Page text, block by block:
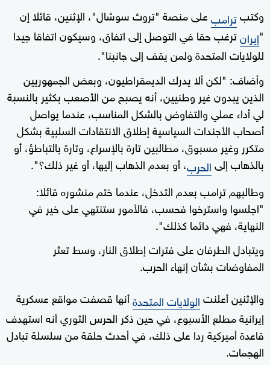
وكتبترامبعلى منصة "تروث سوشال"، الإثنين، قائلا إن
"إيرانترغب حقا في التوصل إلى اتفاق، وسيكون اتفاقا جيدا
للولايات المتحدة ولمن يقف إلى جانبنا".
وأضاف: "لكن ألا يدرك الديمقراطيون، وبعض الجمهوريين
الذين يبدون غير وطنيين، أنه يصبح من الأصعب بكثير بالنسبة
لي أداء عملي والتفاوض بالشكل المناسب، عندما يواصل
أصحاب الأجندات السياسية إطلاق الانتقادات السلبية بشكل
متكرر وغير مسبوق، مطالبين تارة بالإسراع، وتارة بالتباطؤ، أو
بالذهاب إلىالحرب، أو بعدم الذهاب إليها، أو غير ذلك؟".
وطالبهم ترامب بعدم التدخل، عندما ختم منشوره قائلا:
"اجلسوا واسترخوا فحسب، فالأمور ستنتهي على خير في
النهاية، فهي دائما كذلك".
ويتبادل الطرفان على فترات إطلاق النار، وسط تعثر
المفاوضات بشأن إنهاء الحرب.
والإثنين أعلنتالولايات المتحدةأنها قصفت مواقع عسكرية
إيرانية مطلع الأسبوع، في حين ذكر الحرس الثوري أنه استهدف
قاعدة أميركية ردا على ذلك، في أحدث حلقة من سلسلة تبادل
الهجمات.